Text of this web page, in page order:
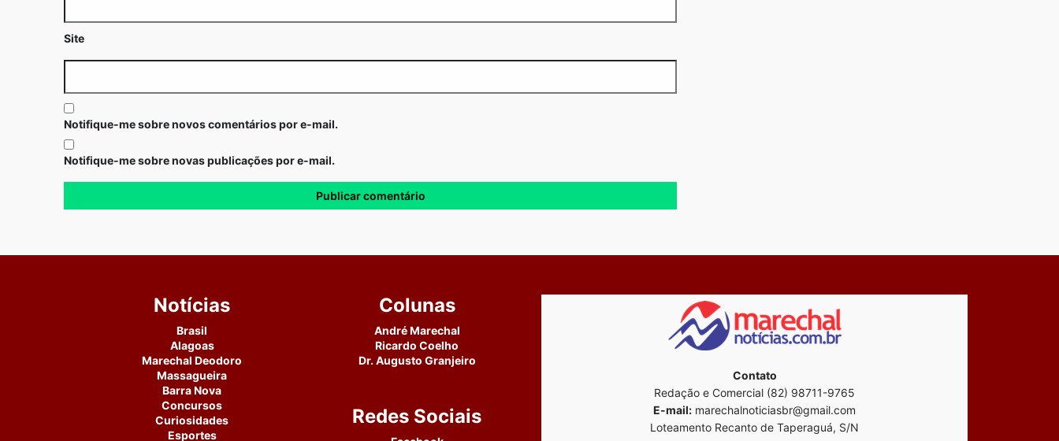
Site
Notifique-me sobre novos comentários por e-mail.
Notifique-me sobre novas publicações por e-mail.
Notícias
Brasil
Alagoas
Marechal Deodoro
Massagueira
Barra Nova
Concursos
Curiosidades
Esportes
Colunas
André Marechal
Ricardo Coelho
Dr. Augusto Granjeiro
Redes Sociais
Contato
Redação e Comercial (82) 98711-9765
E-mail: marechalnoticiasbr@gmail.com
Loteamento Recanto de Taperaguá, S/N